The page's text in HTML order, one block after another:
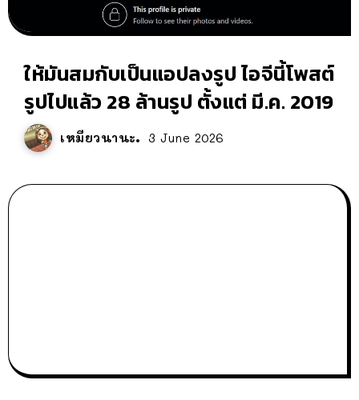
ให้มันสมกับเป็นแอปลงรูป ไอจีนี้โพสต์
รูปไปแล้ว 28 ล้านรูป ตั้งแต่ มี.ค. 2019
เหมียวนานะ 3 June 2026